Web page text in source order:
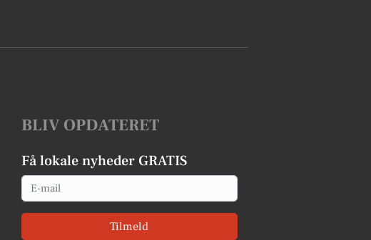
BLIV OPDATERET
Få lokale nyheder GRATIS
Email
Tilmeld